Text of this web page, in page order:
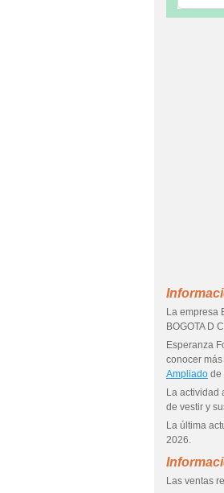
La empresa
BOGOTA D
Esperanza
conocer
Ampliado de
La actividad
de vestir y
La última
2026.
Las ventas